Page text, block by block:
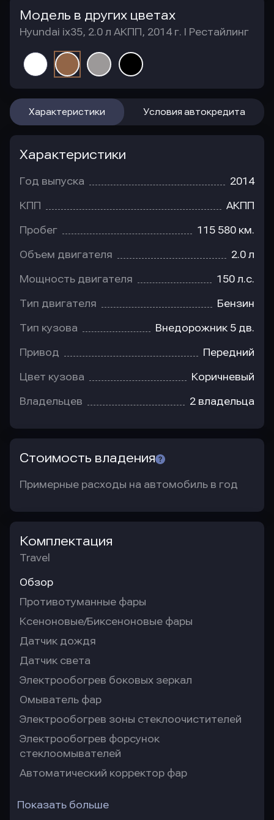
Модель в других цветах
Hyundai ix35, 2.0 л АКПП, 2014 г. I Рестайлинг
Характеристики Условия автокредита
Характеристики
Год выпуска 2014
КПП АКПП
Пробег 115 580 км.
Объем двигателя 2.0 л
Мощность двигателя 150 л.с.
Тип двигателя Бензин
Тип кузова Внедорожник 5 дв.
Привод Передний
Цвет кузова Коричневый
Владельцев 2 владельца
Стоимость владения
Примерные расходы на автомобиль в год
Комплектация
Travel
Обзор
Противотуманные фары
Ксеноновые/Биксеноновые фары
Датчик дождя
Датчик света
Электрообогрев боковых зеркал
Омыватель фар
Электрообогрев зоны стеклоочистителей
Электрообогрев форсунок
стеклоомывателей
Автоматический корректор фар
Показать больше